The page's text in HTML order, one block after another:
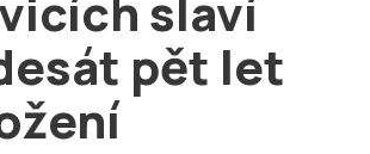
pět let